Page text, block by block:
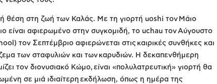
θέση στη ζωή των Καλάς. Με τη γιορτή uoshi τον Μάιο
είναι αφιερωμένο στην συγκομιδή, το uchau τον Αύγουστο
τον Σεπτέμβριο αφιερώνεται στις καιρικές συνθήκες και
των σταφυλιών και των καρυδιών. Η δεκαπενθήμερη
τον διονυσιακό Κώμο, είναι «πολυλατρευτική» γιορτή θα
σε μιά ιδιαίτερη εκδήλωση, όπως η ημέρα της